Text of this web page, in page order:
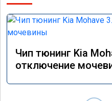
Чип тюнинг Kia
отключение